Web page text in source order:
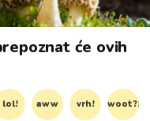
će ovih
lol! aww vrh! woot?!